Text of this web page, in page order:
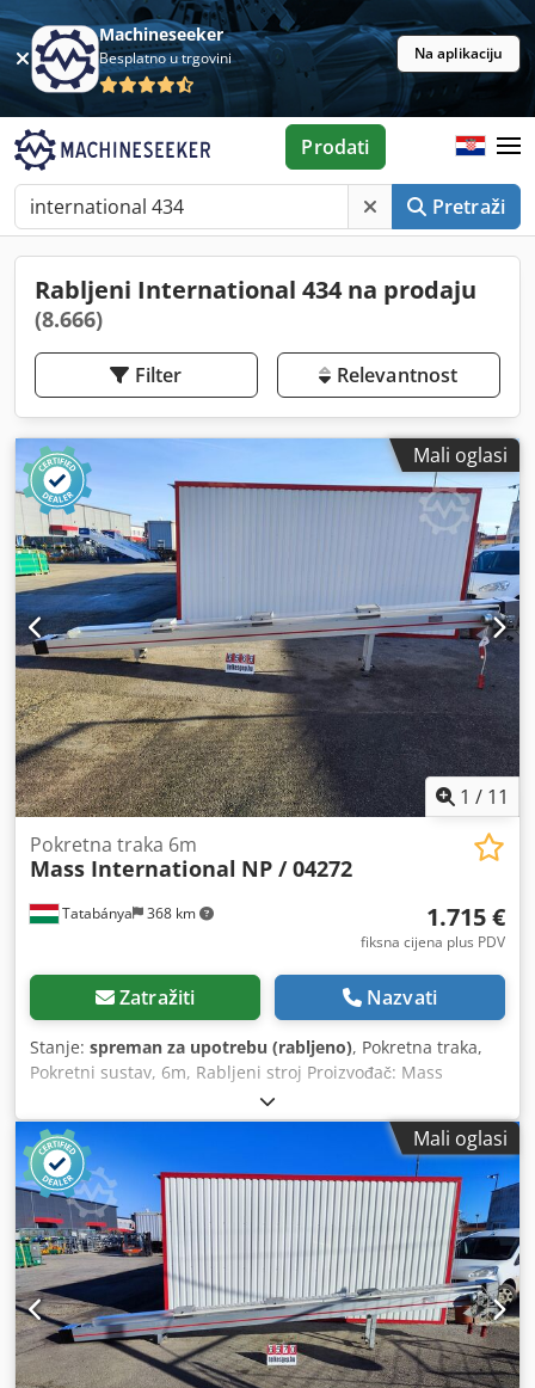
Machineseeker
Besplatno u trgovini Na aplikaciju
Pretraži
Prodati
Rabljeni International 434 na prodaju
(8.666)
Filter Relevantnost
Mali oglasi
1 / 11
Tatabánya 368 km
Pokretna traka 6m
Mass International NP / 04272
1.715 €
fiksna cijena plus PDV
Zatražiti Nazvati
Stanje: spreman za upotrebu (rabljeno), Pokretna traka,
Pokretni sustav, 6m, Rabljeni stroj Proizvođač: Mass
International Model: NP / 042/2 Ukupne dimenzije: 6000 x
480 x 1000 mm Veličina remena: 5675 x 200 mm Brzina
trake: 3,7 m/min Transporter je opremljen s 3 ventilatora,
što čini sustav ventiliranim/hlađenim. Dkodpevvlkhefx
Aahor Električni podaci: 400 V
Mali oglasi